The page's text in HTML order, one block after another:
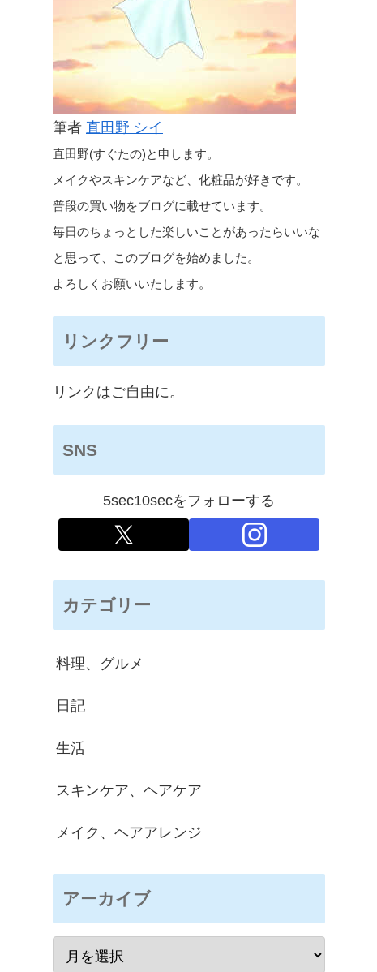
筆者 直田野 シイ
直田野(すぐたの)と申します。
メイクやスキンケアなど、化粧品が好きです。
普段の買い物をブログに載せています。
毎日のちょっとした楽しいことがあったらいいな
と思って、このブログを始めました。
よろしくお願いいたします。
リンクフリー
リンクはご自由に。
SNS
5sec10secをフォローする
カテゴリー
料理、グルメ
日記
生活
スキンケア、ヘアケア
メイク、ヘアアレンジ
アーカイブ